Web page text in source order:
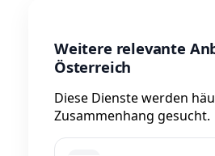
Weitere relevante
Österreich
Diese Dienste werden
Zusammenhang gesucht.